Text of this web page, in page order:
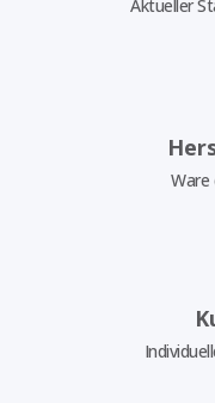
Aktueller
Ware